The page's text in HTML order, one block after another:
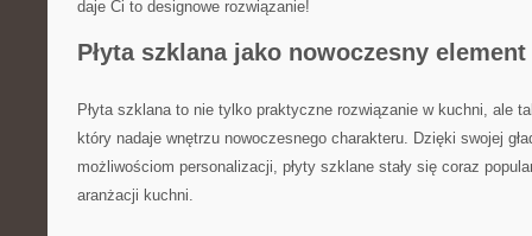
daje Ci to designowe rozwiązanie!
Płyta szklana jako nowoczesny
Płyta szklana to nie tylko praktyczne ⁣rozwiązanie w kuchni, ale
który nadaje wnętrzu nowoczesnego charakteru. Dzięki swojej
możliwościom personalizacji, płyty szklane stały się coraz
aranżacji kuchni.